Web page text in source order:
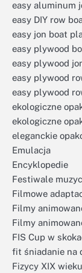
easy aluminum
easy DIY row
easy jon boat
easy plywood
easy plywood
easy plywood
easy plywood
ekologiczne
ekologiczne
eleganckie
Emulacja
Encyklopedie
Festiwale
Filmowe
Filmy
Filmy
FIS Cup w
fit śniadanie na
Fizycy XIX wieku